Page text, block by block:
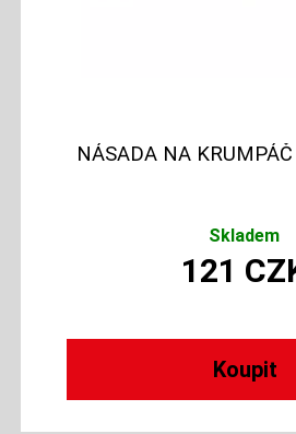
NÁSADA NA
Skladem
121